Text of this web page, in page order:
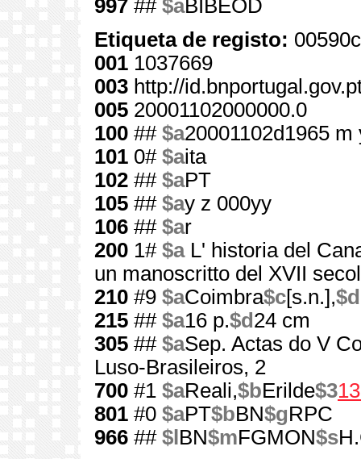
997 ## $aBIBEOD
Etiqueta de registo:
001 1037669
003 http://
005 20001102000000.0
100 ## $a20001102d1965
101 0# $aita
102 ## $aPT
105 ## $ay z 000yy
106 ## $ar
200 1# $aL' historia del
un manoscritto del XVII
210 #9 $aCoimbra$c[s.n.],$d
215 ## $a16 p.$d 24 cm
305 ## $aSep. Actas do V
Luso-Brasileiros, 2
700 #1 $aReali,$bErilde$3
801 #0 $aPT$bBN$gRPC
966 ## $l BN$mFGMON$s